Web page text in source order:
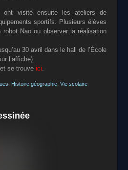
ont visité ensuite les ateliers de
sportifs. Plusieurs élèves
Nao ou observer la réalisation
30 avril dans le hall de l’École
l’affiche).
se trouve ici.
Histoire géographie, Vie scolaire